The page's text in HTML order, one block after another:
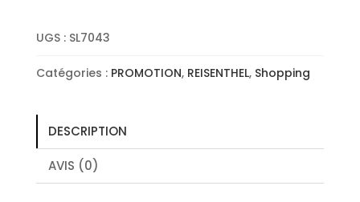
L
UGS : SL7043
Catégories : PROMOTION, REISENTHEL, Shopping
DESCRIPTION
AVIS (0)